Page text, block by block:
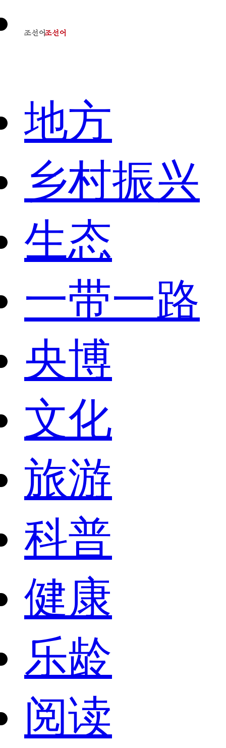
地方
乡村振兴
生态
一带一路
央博
文化
旅游
科普
健康
乐龄
阅读